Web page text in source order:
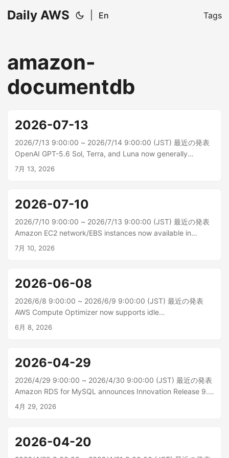
Daily AWS En Tags
amazon-
documentdb
2026-07-13
2026/7/13 9:00:00 ~ 2026/7/14 9:00:00 (JST) 最近の発表
OpenAI GPT-5.6 Sol, Terra, and Luna now generally
available on Amazon Bedrock GPT-5.6 Sol、Terra、Lunaが
7月 13, 2026
2026-07-10
2026/7/10 9:00:00 ~ 2026/7/13 9:00:00 (JST) 最近の発表
Amazon EC2 network/EBS instances now available in
additional regions 本日より、Amazon Elastic Compute
7月 10, 2026
2026-06-08
2026/6/8 9:00:00 ~ 2026/6/9 9:00:00 (JST) 最近の発表
AWS Compute Optimizer now supports idle
recommendations for six additional resource types AWS
Valkey)、A...
6月 8, 2026
2026-04-29
2026/4/29 9:00:00 ~ 2026/4/30 9:00:00 (JST) 最近の発表
Amazon RDS for MySQL announces Innovation Release 9.6
in Amazon RDS Database Preview Environment Amazon
4月 29, 2026
2026-04-20